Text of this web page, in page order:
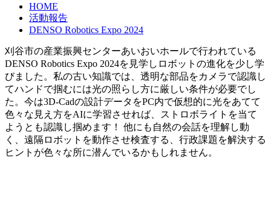
HOME
活動報告
DENSO Robotics Expo 2024
刈谷市の産業振興センターあいおいホールで行われている
DENSO Robotics Expo 2024を見学しロボットの進化を少し学
びました。私の古い知識では、透明な部品をカメラで認識し
てハンドで掴むには光の照らし方に厳しい条件が必要でし
た。今は3D-Cadの設計データをPC内で仮想的に光をあてて
色々な見え方をAIに学習させれば、ストロボライトを当て
ようとも認識し掴めます！ 他にも自然の会話を理解し動
く、遠隔ロボットを動作させ検査する、行政課題を解決する
ヒントが色々な所に潜んでいるかもしれません。